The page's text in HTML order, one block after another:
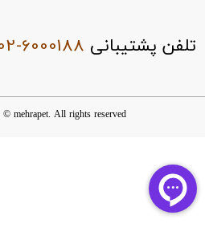
6000188
mehrapet. All rights reserved